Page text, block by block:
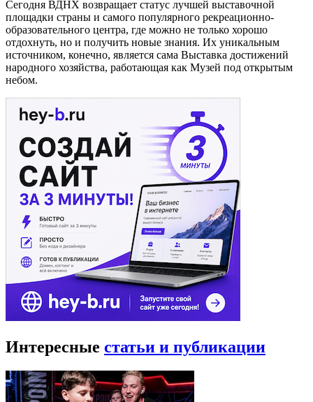
Сегодня ВДНХ возвращает статус лучшей выставочной
площадки страны и самого популярного рекреационно-
образовательного центра, где можно не только хорошо
отдохнуть, но и получить новые знания. Их уникальным
источником, конечно, является сама Выставка достижений
народного хозяйства, работающая как Музей под открытым
небом.
Интересные статьи и публикации